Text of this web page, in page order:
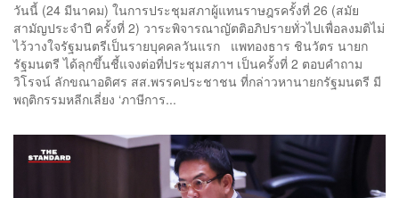
วันนี้ (24 มีนาคม) ในการประชุมสภาผู้แทนราษฎรครั้งที่ 26 (สมัย
สามัญประจำปี ครั้งที่ 2) วาระพิจารณาญัตติอภิปรายทั่วไปเพื่อลงมติไม่
ไว้วางใจรัฐมนตรีเป็นรายบุคคลวันแรก แพทองธาร ชินวัตร นายก
รัฐมนตรี ได้ลุกขึ้นชี้แจงต่อที่ประชุมสภาฯ เป็นครั้งที่ 2 ตอบคำถาม
วิโรจน์ ลักขณาอดิศร สส.พรรคประชาชน ที่กล่าวหานายกรัฐมนตรี มี
พฤติกรรมหลีกเลี่ยง ‘ภาษีการ...